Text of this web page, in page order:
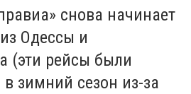
снова начинает
Одессы и
(эти рейсы были
зимний сезон из-за